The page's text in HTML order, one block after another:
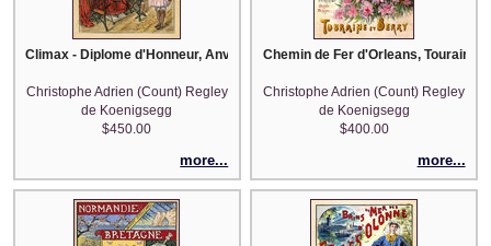
Climax - Diplome d'Honneur, Anvers 1894
Christophe Adrien (Count) Regley
de Koenigsegg
$450.00
more...
Chemin de Fer d'Orleans, Touraine
Christophe Adrien (Count) Regley
de Koenigsegg
$400.00
more...